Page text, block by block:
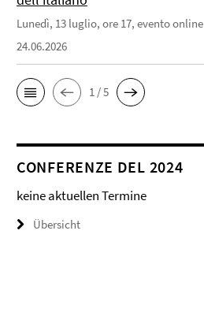
Lunedì, 13 luglio, ore 17, evento online
24.06.2026
1 / 5
CONFERENZE DEL 2024
keine aktuellen Termine
Übersicht